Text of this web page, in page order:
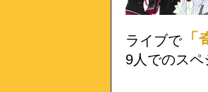
ライブで「
9人でのス